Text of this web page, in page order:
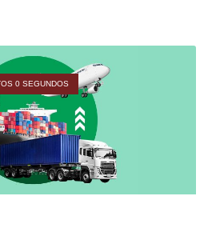
0 SEGUNDOS